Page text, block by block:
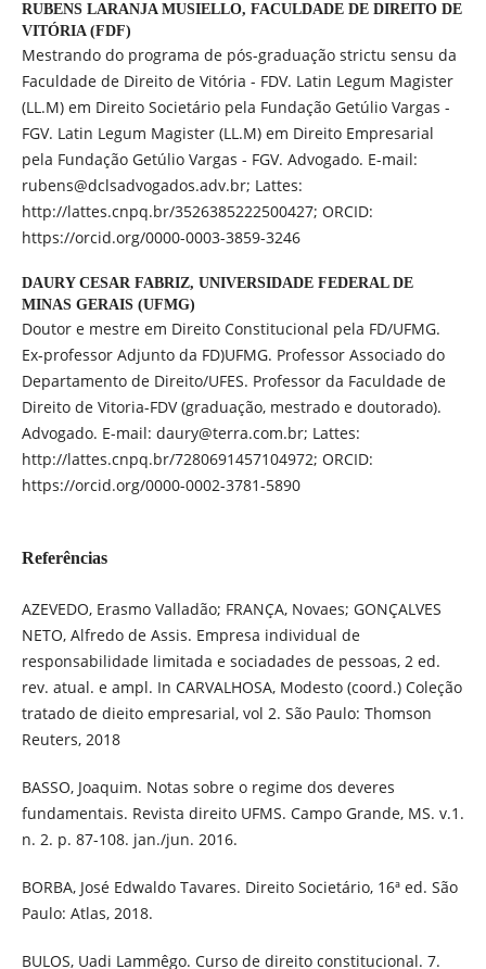
RUBENS LARANJA MUSIELLO, FACULDADE DE DIREITO DE
VITÓRIA (FDF)
Mestrando do programa de pós-graduação strictu sensu da
Faculdade de Direito de Vitória - FDV. Latin Legum Magister
(LL.M) em Direito Societário pela Fundação Getúlio Vargas -
FGV. Latin Legum Magister (LL.M) em Direito Empresarial
pela Fundação Getúlio Vargas - FGV. Advogado. E-mail:
rubens@dclsadvogados.adv.br; Lattes:
http://lattes.cnpq.br/3526385222500427; ORCID:
https://orcid.org/0000-0003-3859-3246
DAURY CESAR FABRIZ, UNIVERSIDADE FEDERAL DE
MINAS GERAIS (UFMG)
Doutor e mestre em Direito Constitucional pela FD/UFMG.
Ex-professor Adjunto da FD)UFMG. Professor Associado do
Departamento de Direito/UFES. Professor da Faculdade de
Direito de Vitoria-FDV (graduação, mestrado e doutorado).
Advogado. E-mail: daury@terra.com.br; Lattes:
http://lattes.cnpq.br/7280691457104972; ORCID:
https://orcid.org/0000-0002-3781-5890
Referências
AZEVEDO, Erasmo Valladão; FRANÇA, Novaes; GONÇALVES
NETO, Alfredo de Assis. Empresa individual de
responsabilidade limitada e sociadades de pessoas, 2 ed.
rev. atual. e ampl. In CARVALHOSA, Modesto (coord.) Coleção
tratado de dieito empresarial, vol 2. São Paulo: Thomson
Reuters, 2018
BASSO, Joaquim. Notas sobre o regime dos deveres
fundamentais. Revista direito UFMS. Campo Grande, MS. v.1.
n. 2. p. 87-108. jan./jun. 2016.
BORBA, José Edwaldo Tavares. Direito Societário, 16ª ed. São
Paulo: Atlas, 2018.
BULOS, Uadi Lammêgo. Curso de direito constitucional. 7.